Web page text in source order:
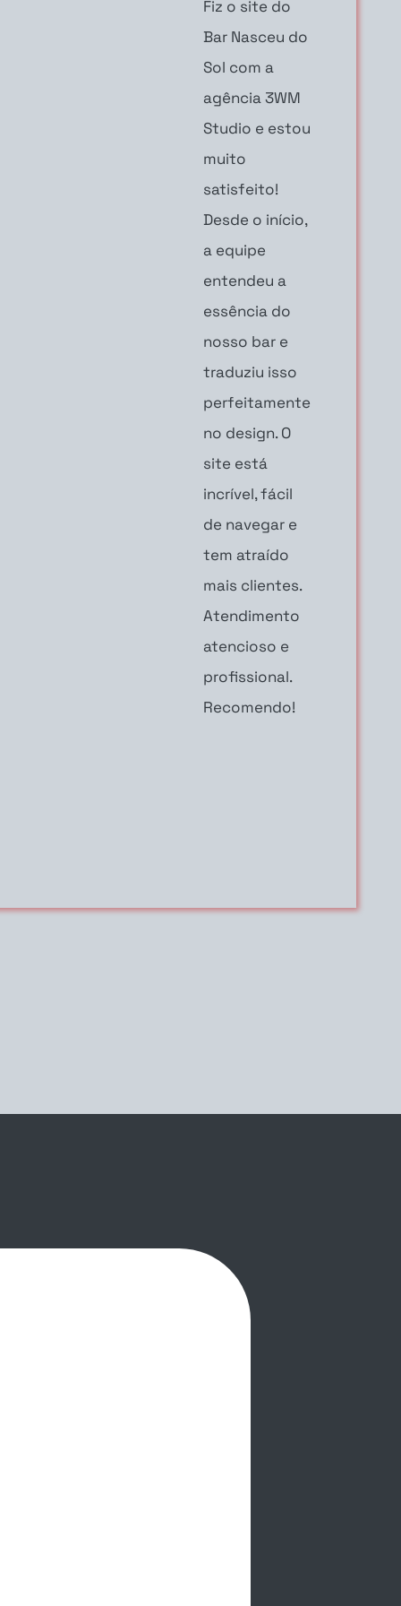
Fiz o site do
Bar Nasceu do
Sol com a
agência 3WM
Studio e estou
muito
satisfeito!
Desde o início,
a equipe
entendeu a
essência do
nosso bar e
traduziu isso
perfeitamente
no design. O
site está
incrível, fácil
de navegar e
tem atraído
mais clientes.
Atendimento
atencioso e
profissional.
Recomendo!